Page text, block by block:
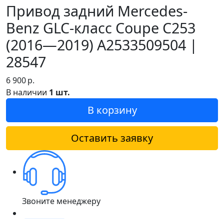
Привод задний Mercedes-
Benz GLC-класс Coupe C253
(2016—2019) A2533509504 |
28547
6 900р.
В наличии 1 шт.
В корзину
Оставить заявку
Звоните менеджеру